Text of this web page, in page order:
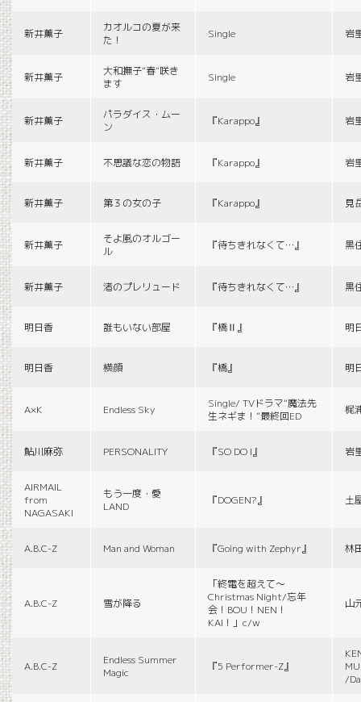
新井薫子
カオルコの夏が来
た！
Single 岩
新井薫子
大和撫子“春”咲き
ます
Single 岩
新井薫子
パラダイス・ムー
ン
『Karappo』 岩
新井薫子 不思議な恋の物語 『Karappo』 岩
新井薫子 第３の女の子 『Karappo』 見
新井薫子
そよ風のオルゴー
ル
『待ちきれなくて…』 黒
新井薫子 渚のプレリュード 『待ちきれなくて…』 黒
明日香 誰もいない部屋 『橋Ⅱ』 明
明日香 横顔 『橋』 明
A×K Endless Sky
Single/ TVドラマ“魔法先
生ネギま！”最終回ED
梶
鮎川麻弥 PERSONALITY 『SO DO I』 岩
AIRMAIL
from
NAGASAKI
もう一度・愛
LAND
『DOGEN?』 土
A.B.C-Z Man and Woman 『Going with Zephyr』 林
A.B.C-Z 雪が降る
「終電を超えて～
Christmas Night/忘年
会！BOU！NEN！
KAI！」c/w
山
A.B.C-Z
Endless Summer
Magic
『5 Performer-Z』
/